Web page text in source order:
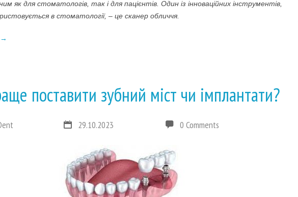
як для стоматологів, так і для пацієнтів. Один із інноваційних інструментів,
в стоматології, – це сканер обличчя.
→
поставити зубний міст чи імплантати?
29.10.2023 0 Comments